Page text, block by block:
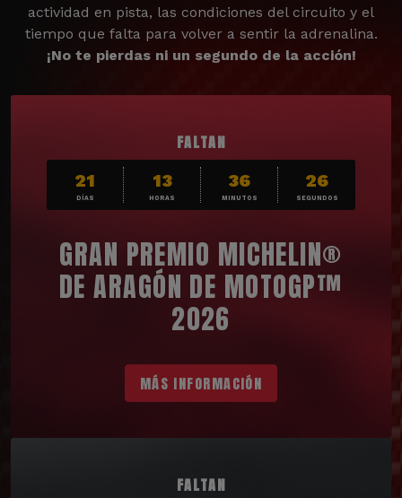
actividad en pista, las condiciones del circuito y el
tiempo que falta para volver a sentir la adrenalina.
¡No te pierdas ni un segundo de la acción!
FALTAN
21
DÍAS
13
HORAS
36
MINUTOS
24
SEGUNDOS
GRAN PREMIO MICHELIN®
DE ARAGÓN DE MOTOGP™
2026
MÁS INFORMACIÓN
FALTAN